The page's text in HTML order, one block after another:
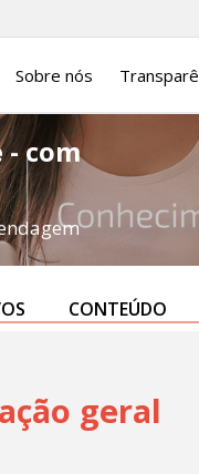
Sobre nós
- com
CONTEÚDO
geral